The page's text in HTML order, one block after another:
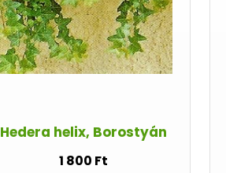
Hedera helix, Borostyán
1 800 Ft